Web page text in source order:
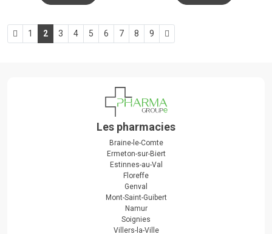
1 2 3 4 5 6 7 8 9
Les pharmacies
Braine-le-Comte
Ermeton-sur-Biert
Estinnes-au-Val
Floreffe
Genval
Mont-Saint-Guibert
Namur
Soignies
Villers-la-Ville